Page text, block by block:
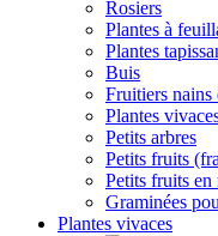
Rosiers
Plantes à
Plantes
Buis
Fruitiers nains
Plantes
Petits arbres
Petits fruits
Petits fruits en
Graminées
Plantes vivaces